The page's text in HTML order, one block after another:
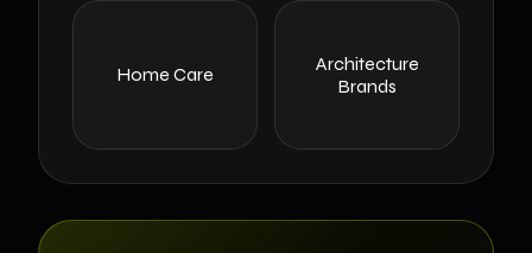
Architecture
Brands
Home Care